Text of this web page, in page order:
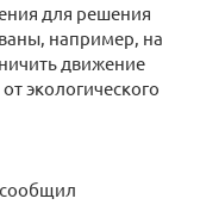
для решения
например, на
движение
экологического
сообщил